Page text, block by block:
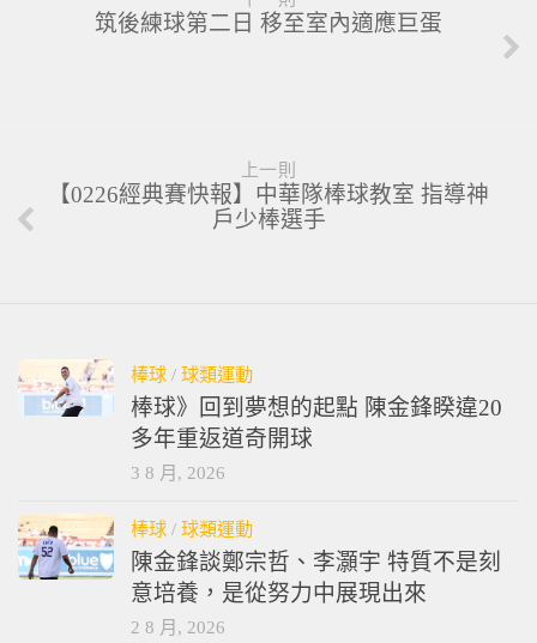
筑後練球第二日 移至室內適應巨蛋
上一則
【0226經典賽快報】中華隊棒球教室 指導神
戶少棒選手
棒球 / 球類運動
棒球》回到夢想的起點 陳金鋒睽違20
多年重返道奇開球
3 8 月, 2026
棒球 / 球類運動
陳金鋒談鄭宗哲、李灝宇 特質不是刻
意培養，是從努力中展現出來
2 8 月, 2026